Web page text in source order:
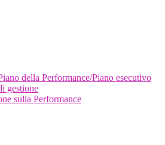
della Performance/Piano esecutivo
gestione
sulla Performance